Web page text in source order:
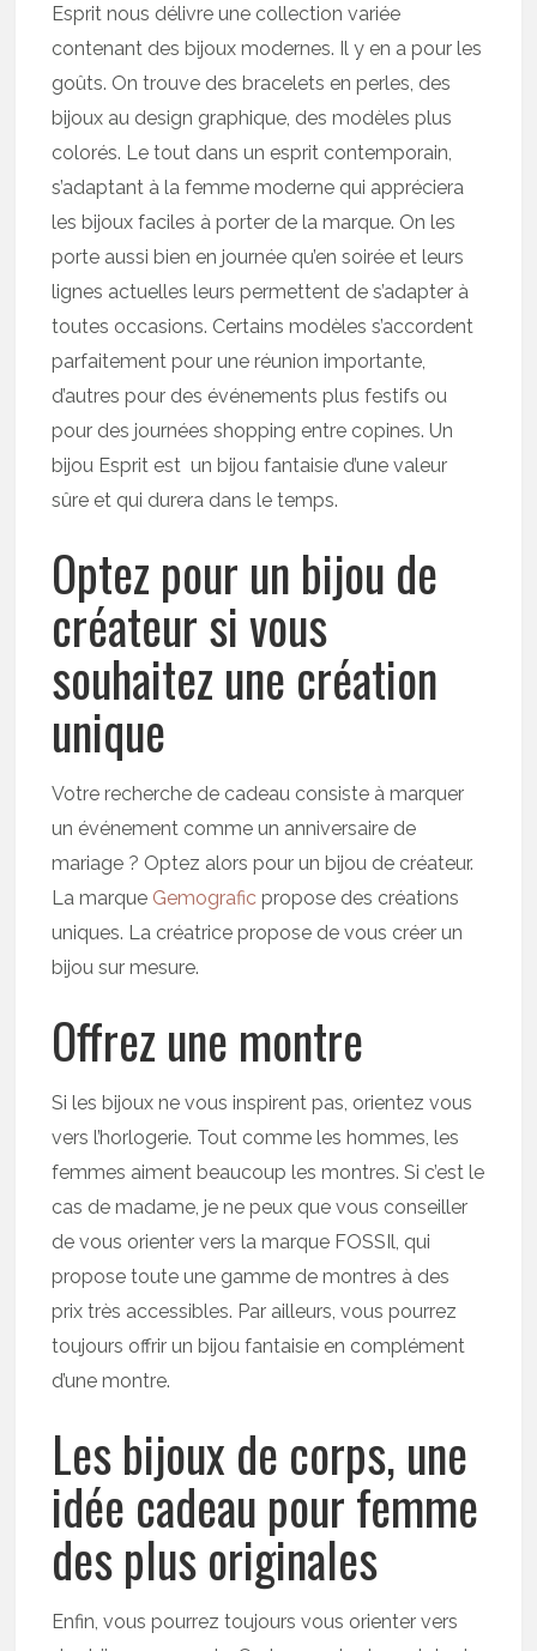
Esprit nous délivre une collection variée
contenant des bijoux modernes. Il y en a pour les
goûts. On trouve des bracelets en perles, des
bijoux au design graphique, des modèles plus
colorés. Le tout dans un esprit contemporain,
s’adaptant à la femme moderne qui appréciera
les bijoux faciles à porter de la marque. On les
porte aussi bien en journée qu’en soirée et leurs
lignes actuelles leurs permettent de s’adapter à
toutes occasions. Certains modèles s’accordent
parfaitement pour une réunion importante,
d’autres pour des événements plus festifs ou
pour des journées shopping entre copines. Un
bijou Esprit est un bijou fantaisie d’une valeur
sûre et qui durera dans le temps.
Optez pour un bijou de
créateur si vous
souhaitez une création
unique
Votre recherche de cadeau consiste à marquer
un événement comme un anniversaire de
mariage ? Optez alors pour un bijou de créateur.
La marque Gemografic propose des créations
uniques. La créatrice propose de vous créer un
bijou sur mesure.
Offrez une montre
Si les bijoux ne vous inspirent pas, orientez vous
vers l’horlogerie. Tout comme les hommes, les
femmes aiment beaucoup les montres. Si c’est le
cas de madame, je ne peux que vous conseiller
de vous orienter vers la marque FOSSIl, qui
propose toute une gamme de montres à des
prix très accessibles. Par ailleurs, vous pourrez
toujours offrir un bijou fantaisie en complément
d’une montre.
Les bijoux de corps, une
idée cadeau pour femme
des plus originales
Enfin, vous pourrez toujours vous orienter vers